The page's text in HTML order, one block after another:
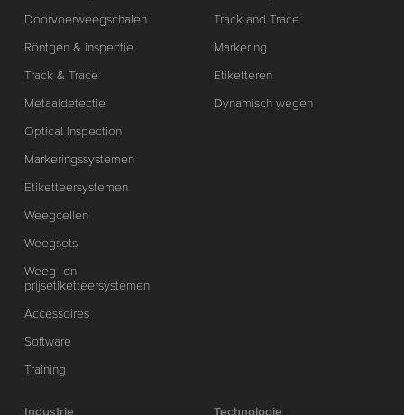
Doorvoerweegschalen
Röntgen & inspectie
Track & Trace
Metaaldetectie
Optical Inspection
Markeringssystemen
Etiketteersystemen
Weegcellen
Weegsets
Weeg- en
prijsetiketteersystemen
Accessoires
Software
Training
Track and Trace
Markering
Etiketteren
Dynamisch wegen
Industrie
Technologie